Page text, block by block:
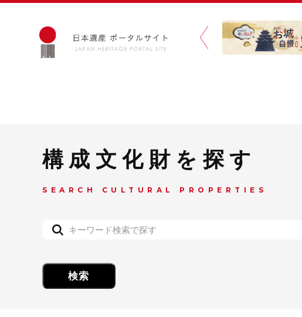
構成文化財を探す
SEARCH CULTURAL PROPERTIES